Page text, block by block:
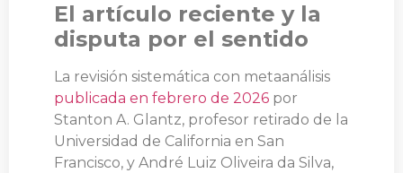
El artículo reciente y la
disputa por el sentido
La revisión sistemática con metaanálisis
publicada en febrero de 2026 por
Stanton A. Glantz, profesor retirado de la
Universidad de California en San
Francisco, y André Luiz Oliveira da Silva,